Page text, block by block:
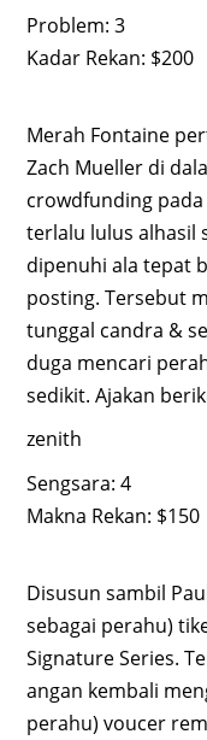
Problem: 3
Kadar Rekan: $200
Merah Fontaine
Zach Mueller di
crowdfunding
terlalu lulus alhasil
dipenuhi ala tepat
posting. Tersebut
tunggal candra &
duga mencari
sedikit. Ajakan
zenith
Sengsara: 4
Makna Rekan: $150
Disusun sambil
sebagai perahu)
Signature Series.
angan kembali
perahu) voucer